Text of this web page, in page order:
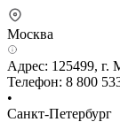
Москва
Адрес: 125499, г.
Телефон: 8 800
•
Санкт-Петербург